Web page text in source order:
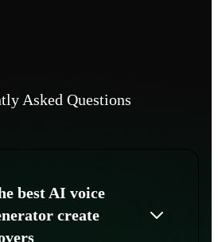
Asked Questions
best AI voice
create